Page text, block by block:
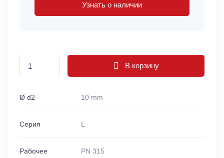
Узнать о наличии
В корзину
Ø d2 10 mm
Серия L
Рабочее
PN 315